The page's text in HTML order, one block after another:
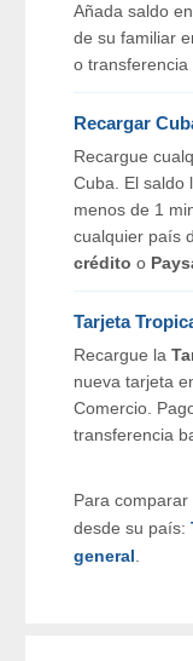
Añada saldo en
de su familiar
o transferencia
Recargar
Recargue
Cuba. El saldo
menos de 1
cualquier país
crédito o
Tarjeta
Recargue la
nueva tarjeta
Comercio.
transferencia
Para
desde su país:
general.